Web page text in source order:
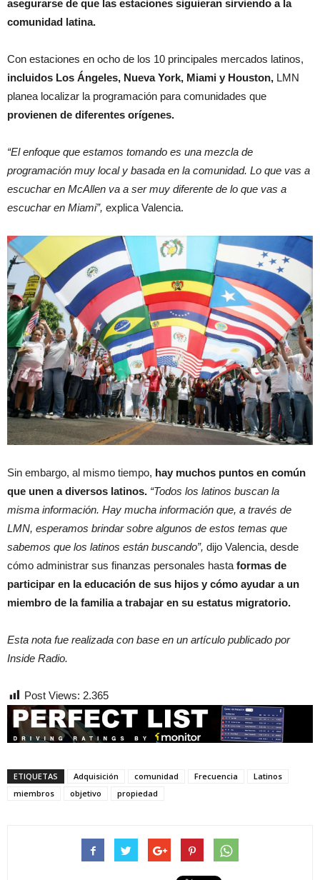
asegurarse de que las estaciones siguieran sirviendo a la
comunidad latina.
Con estaciones en ocho de los 10 principales mercados latinos,
incluidos Los Ángeles, Nueva York, Miami y Houston, LMN
planea localizar la programación para comunidades que
provienen de diferentes orígenes.
“El enfoque que estamos tomando es una mezcla de
programación muy local y basada en la comunidad. Lo que vas a
escuchar en McAllen va a ser muy diferente de lo que vas a
escuchar en Miami”, explica Valencia.
Sin embargo, al mismo tiempo, hay muchos puntos en común
que unen a diversos latinos. “Todos los latinos buscan la
misma información. Hay mucha información que, a través de
LMN, esperamos brindar sobre algunos de estos temas que
sabemos que los latinos están buscando”, dijo Valencia, desde
cómo administrar sus finanzas personales hasta formas de
participar en la educación de sus hijos y cómo ayudar a un
miembro de la familia a trabajar en su estatus migratorio.
Esta nota fue realizada con base en un artículo publicado por
Inside Radio.
Post Views: 2.365
ETIQUETAS Adquisición comunidad Frecuencia
Latinos
miembros
objetivo propiedad